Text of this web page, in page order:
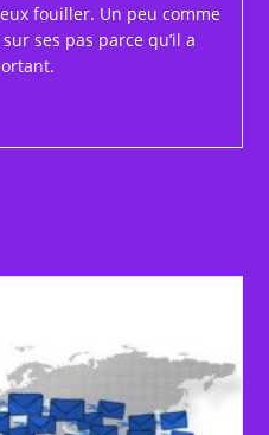
fouiller. Un peu comme
ses pas parce qu’il a